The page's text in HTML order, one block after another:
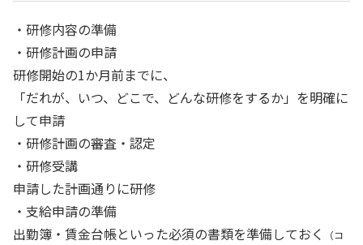
・研修内容の準備
・研修計画の申請
研修開始の1か月前までに、
「だれが、いつ、どこで、どんな研修をするか」を明確に
して申請
・研修計画の審査・認定
・研修受講
申請した計画通りに研修
・支給申請の準備
出勤簿・賃金台帳といった必須の書類を準備しておく
（コ